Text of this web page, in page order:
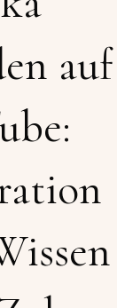
auf